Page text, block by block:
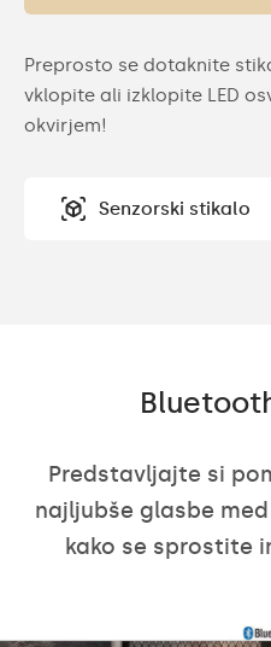
Preprosto se dotaknite
vklopite ali izklopite LED
okvirjem!
Senzorski stikalo
Predstavljajte si
najljubše glasbe
kako se sprostite